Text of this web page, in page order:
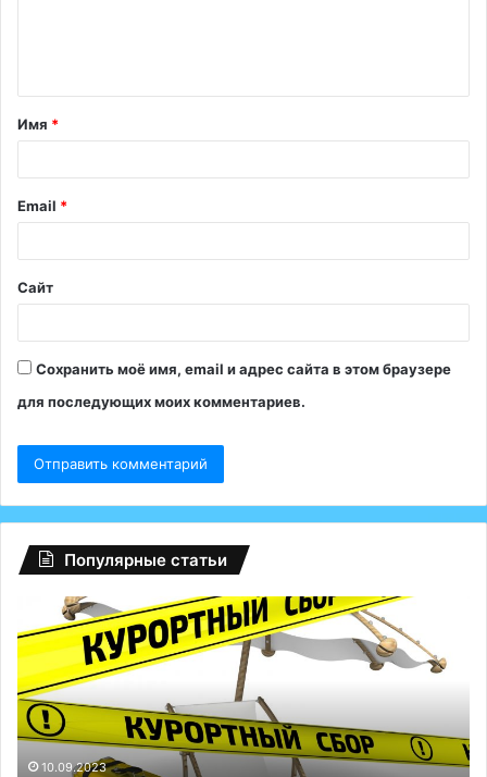
т
а
й
*
Имя *
Email *
Сайт
Сохранить моё имя, email и адрес сайта в этом браузере
для последующих моих комментариев.
Популярные статьи
Регионам
разрешили
взимать
курортный
сбор
россиян:
до 10.09.2023